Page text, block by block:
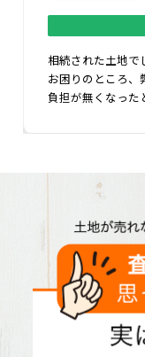
更地にしてから売
みのところ弊社
た。弊社では現状